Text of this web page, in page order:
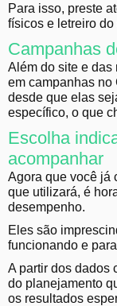
Para isso, preste
físicos e letreiro do
Campanhas
Além do site e das
em campanhas no
desde que elas
específico, o que
Escolha
acompanhar
Agora que você já
que utilizará, é
desempenho.
Eles são
funcionando e
A partir dos dados
do planejamento
os resultados